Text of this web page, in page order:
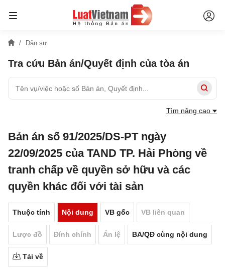
Dân sự
Tra cứu Bản án/Quyết định của tòa án
Tìm nâng cao
Bản án số 91/2025/DS-PT ngày
22/09/2025 của TAND TP. Hải Phòng về
tranh chấp về quyền sở hữu và các
quyền khác đối với tài sản
Thuộc tính Nội dung VB gốc VB liên quan
Lược đồ Đính chính Án lệ BA/QĐ cùng nội dung
Tải về